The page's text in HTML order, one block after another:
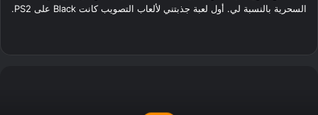
السحرية بالنسبة لي. أول لعبة جذبتني لألعاب التصويب كانت Black على PS2.